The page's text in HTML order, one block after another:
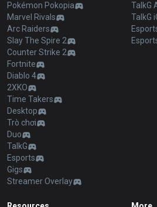
Pokémon Pokopia
Marvel Rivals
Arc Raiders
Slay The Spire 2
Counter Strike 2
Fortnite
Diablo 4
2XKO
Time Takers
Desktop
Trò chơi
Duo
TalkG
Esports
Gigs
Streamer Overlay
TalkG
TalkG